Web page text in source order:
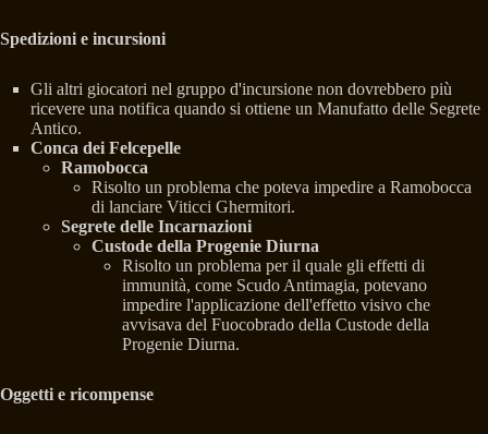
Spedizioni e incursioni
Gli altri giocatori nel gruppo d'incursione non dovrebbero più
ricevere una notifica quando si ottiene un Manufatto delle Segrete
Antico.
Conca dei Felcepelle
Ramobocca
Risolto un problema che poteva impedire a Ramobocca
di lanciare Viticci Ghermitori.
Segrete delle Incarnazioni
Custode della Progenie Diurna
Risolto un problema per il quale gli effetti di
immunità, come Scudo Antimagia, potevano
impedire l'applicazione dell'effetto visivo che
avvisava del Fuocobrado della Custode della
Progenie Diurna.
Oggetti e ricompense